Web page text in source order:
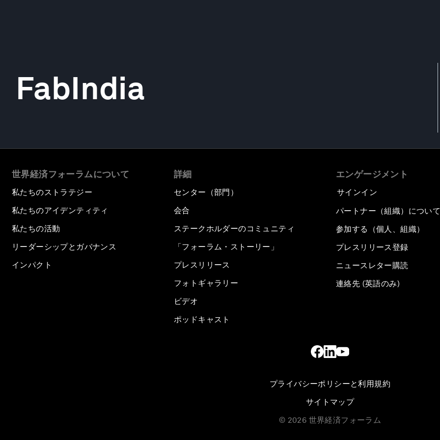
FabIndia
世界経済フォーラムについて
私たちのストラテジー
私たちのアイデンティティ
私たちの活動
リーダーシップとガバナンス
インパクト
詳細
センター（部門）
会合
ステークホルダーのコミュニティ
「フォーラム・ストーリー」
プレスリリース
フォトギャラリー
ビデオ
ポッドキャスト
エンゲージメント
サインイン
パートナー（組織）について
参加する（個人、組織）
プレスリリース登録
ニュースレター購読
連絡先 (英語のみ)
プライバシーポリシーと利用規約
サイトマップ
© 2026 世界経済フォーラム